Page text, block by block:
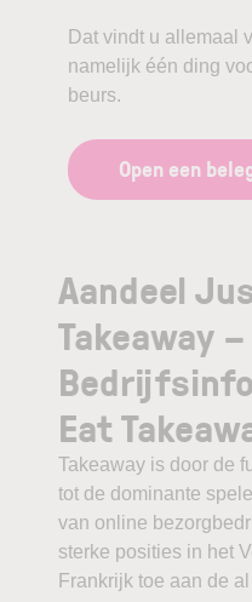
Dat vindt u allemaal
namelijk één ding
beurs.
Open een
Aandeel
Takeaway –
Eat
Takeaway is door de
tot de dominante
van online
sterke posities in het
Frankrijk toe aan de